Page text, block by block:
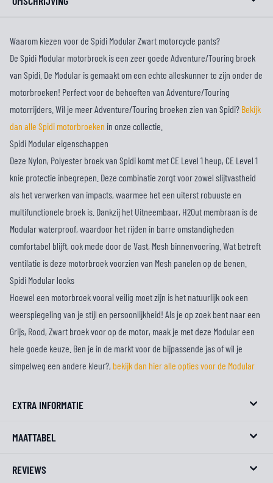
Waarom kiezen voor de Spidi Modular Zwart motorcycle pants?
De Spidi Modular motorbroek is een zeer goede Adventure/Touring broek
van Spidi. De Modular is gemaakt om een echte alleskunner te zijn onder de
motorbroeken! Perfect voor de behoeften van Adventure/Touring
motorrijders. Wil je meer Adventure/Touring broeken zien van Spidi? Bekijk
dan alle Spidi motorbroeken in onze collectie.
Spidi Modular eigenschappen
Deze Nylon, Polyester broek van Spidi komt met CE Level 1 heup, CE Level 1
knie protectie inbegrepen. Deze combinatie zorgt voor zowel slijtvastheid
als het verwerken van impacts, waarmee het een uiterst robuuste en
multifunctionele broek is. Dankzij het Uitneembaar, H2Out membraan is de
Modular waterproof, waardoor het rijden in barre omstandigheden
comfortabel blijft, ook mede door de Vast, Mesh binnenvoering. Wat betreft
ventilatie is deze motorbroek voorzien van Mesh panelen op de benen.
Spidi Modular looks
Hoewel een motorbroek vooral veilig moet zijn is het natuurlijk ook een
weerspiegeling van je stijl en persoonlijkheid! Als je op zoek bent naar een
Grijs, Rood, Zwart broek voor op de motor, maak je met deze Modular een
hele goede keuze. Ben je in de markt voor de bijpassende jas of wil je
simpelweg een andere kleur?, bekijk dan hier alle opties voor de Modular
EXTRA INFORMATIE
MAATTABEL
REVIEWS